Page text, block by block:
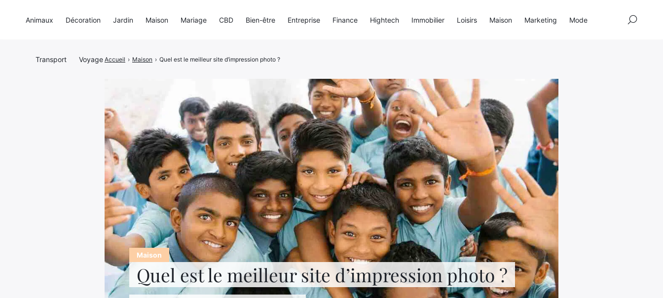
Maison
Quel est le meilleur site d’impression photo ?
Accueil › Maison › Quel est le meilleur site d’impression photo ?
Animaux Décoration Jardin Maison Mariage CBD Bien-être Entreprise Finance Hightech Immobilier Loisirs Maison Marketing Mode
Transport Voyage
Rechercher